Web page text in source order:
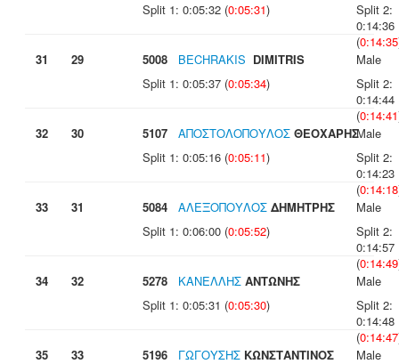
Split 1: 0:05:32 (0:05:31)
Split 2:
0:14:36
(0:14:35
31
29 5008 BECHRAKIS DIMITRIS
Male
Split 1: 0:05:37 (0:05:34)
Split 2:
0:14:44
(0:14:41
32
30 5107 ΑΠΟΣΤΟΛΟΠΟΥΛΟΣ ΘΕΟΧΑΡΗΣMale
Split 1: 0:05:16 (0:05:11)
Split 2:
0:14:23
(0:14:18
33
31 5084 ΑΛΕΞΟΠΟΥΛΟΣ ΔΗΜΗΤΡΗΣ
Male
Split 1: 0:06:00 (0:05:52)
Split 2:
0:14:57
(0:14:49
34
32 5278 ΚΑΝΕΛΛΗΣ ΑΝΤΩΝΗΣ
Male
Split 1: 0:05:31 (0:05:30)
Split 2:
0:14:48
(0:14:47
35
33 5196 ΓΩΓΟΥΣΗΣ ΚΩΝΣΤΑΝΤΙΝΟΣ
Male